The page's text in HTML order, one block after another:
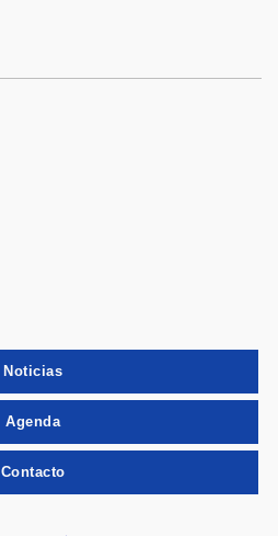
Noticias
Agenda
Contacto